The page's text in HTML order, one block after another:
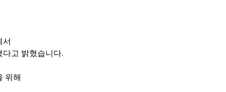
서
다고 밝혔습니다.
위해